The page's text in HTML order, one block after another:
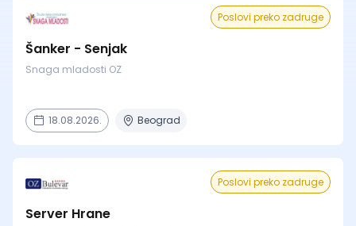
Poslovi preko zadruge
Šanker - Senjak
Snaga mladosti OZ
18.08.2026. Beograd
Poslovi preko zadruge
Server Hrane